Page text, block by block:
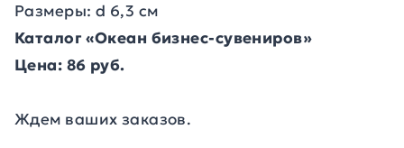
Размеры: d 6,3 см
Каталог «Океан бизнес-сувениров»
Цена: 86 руб.
Ждем ваших заказов.